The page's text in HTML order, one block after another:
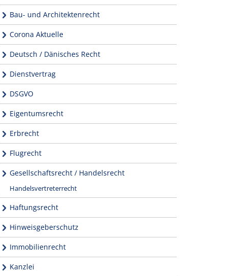
Bau- und Architektenrecht
Corona Aktuelle
Deutsch / Dänisches Recht
Dienstvertrag
DSGVO
Eigentumsrecht
Erbrecht
Flugrecht
Gesellschaftsrecht / Handelsrecht
Handelsvertreterrecht
Haftungsrecht
Hinweisgeberschutz
Immobilienrecht
Kanzlei